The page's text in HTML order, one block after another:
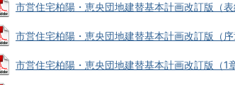
市営住宅柏陽・恵央団地建替基本計画改訂版（
市営住宅柏陽・恵央団地建替基本計画改訂版（
市営住宅柏陽・恵央団地建替基本計画改訂版（